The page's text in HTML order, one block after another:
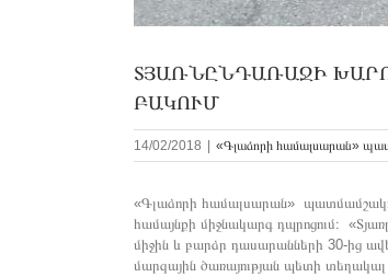
ՏՅԱՌՆԸՆԴԱՌԱՋԻ
ԲԱԿՈՒՄ
14/02/2018 «Գլաձորի համալսարան»
«Գլաձորի համալսարան»
համայնքի միջնակարգ դպրոցում։
միջին և բարձր դասարանների 30-ից
մարզային ծառայության պետի